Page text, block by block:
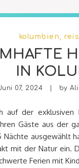
kolumbien,
IN
07, 2024 | by
der exklusiven
Gäste aus der
Nächte ausgewählt
mit der Natur ein.
Ferien mit